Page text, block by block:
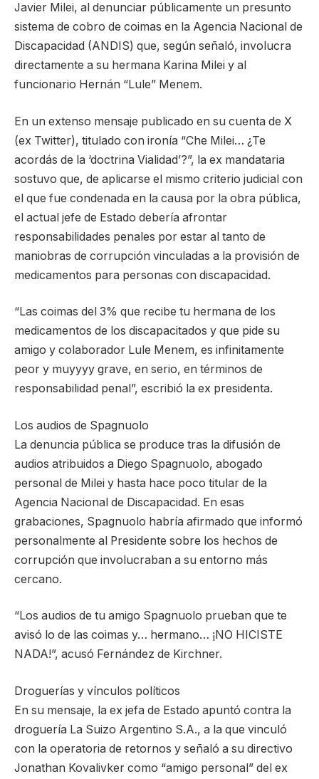
Javier Milei, al denunciar públicamente un presunto
sistema de cobro de coimas en la Agencia Nacional de
Discapacidad (ANDIS) que, según señaló, involucra
directamente a su hermana Karina Milei y al
funcionario Hernán “Lule” Menem.
En un extenso mensaje publicado en su cuenta de X
(ex Twitter), titulado con ironía “Che Milei… ¿Te
acordás de la ‘doctrina Vialidad’?”, la ex mandataria
sostuvo que, de aplicarse el mismo criterio judicial con
el que fue condenada en la causa por la obra pública,
el actual jefe de Estado debería afrontar
responsabilidades penales por estar al tanto de
maniobras de corrupción vinculadas a la provisión de
medicamentos para personas con discapacidad.
“Las coimas del 3% que recibe tu hermana de los
medicamentos de los discapacitados y que pide su
amigo y colaborador Lule Menem, es infinitamente
peor y muyyyy grave, en serio, en términos de
responsabilidad penal”, escribió la ex presidenta.
Los audios de Spagnuolo
La denuncia pública se produce tras la difusión de
audios atribuidos a Diego Spagnuolo, abogado
personal de Milei y hasta hace poco titular de la
Agencia Nacional de Discapacidad. En esas
grabaciones, Spagnuolo habría afirmado que informó
personalmente al Presidente sobre los hechos de
corrupción que involucraban a su entorno más
cercano.
“Los audios de tu amigo Spagnuolo prueban que te
avisó lo de las coimas y… hermano… ¡NO HICISTE
NADA!”, acusó Fernández de Kirchner.
Droguerías y vínculos políticos
En su mensaje, la ex jefa de Estado apuntó contra la
droguería La Suizo Argentino S.A., a la que vinculó
con la operatoria de retornos y señaló a su directivo
Jonathan Kovalivker como “amigo personal” del ex